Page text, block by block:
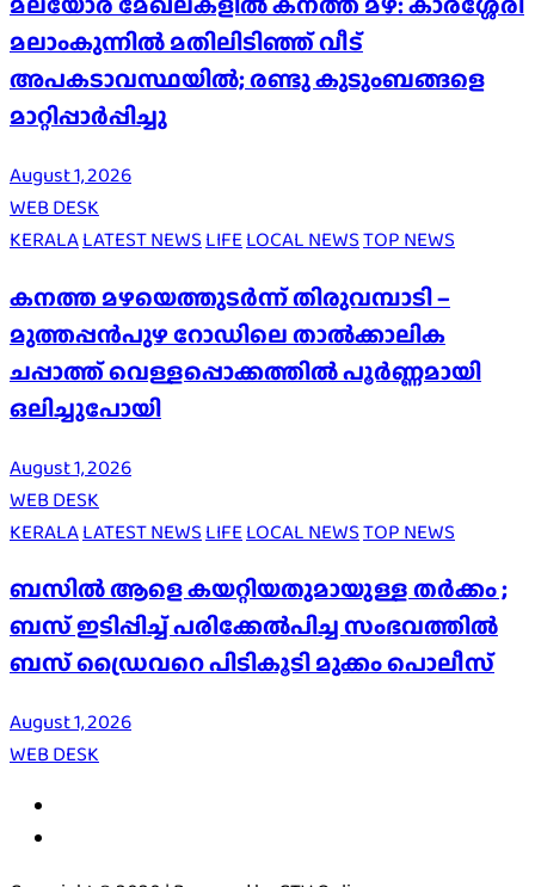
മലാംകുന്നിൽ മതിലിടിഞ്ഞ് വീട്
അപകടാവസ്ഥയിൽ; രണ്ടു കുടുംബങ്ങളെ
മാറ്റിപ്പാർപ്പിച്ചു
August 1, 2026
WEB DESK
KERALALATEST NEWS LIFE LOCAL NEWSTOP NEWS
കനത്ത മഴയെത്തുടർന്ന് തിരുവമ്പാടി –
മുത്തപ്പൻപുഴ റോഡിലെ താൽക്കാലിക
ചപ്പാത്ത് വെള്ളപ്പൊക്കത്തിൽ പൂർണ്ണമായി
ഒലിച്ചുപോയി
August 1, 2026
WEB DESK
KERALALATEST NEWS LIFE LOCAL NEWSTOP NEWS
ബസിൽ ആളെ കയറ്റിയതുമായുള്ള തർക്കം ;
ബസ് ഇടിപ്പിച്ച് പരിക്കേൽപിച്ച സംഭവത്തിൽ
ബസ് ഡ്രൈവറെ പിടികൂടി മുക്കം പൊലീസ്
August 1, 2026
WEB DESK